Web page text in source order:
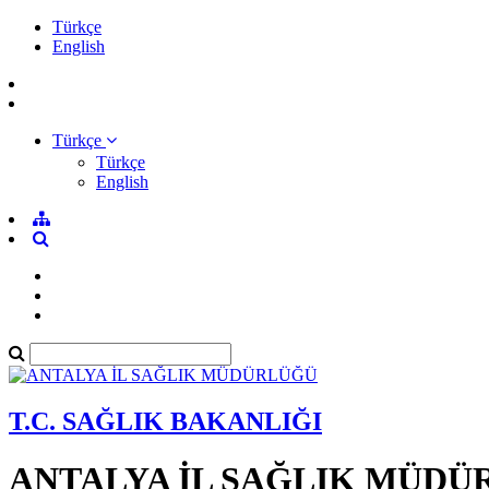
Türkçe
English
Türkçe
Türkçe
English
T.C. SAĞLIK BAKANLIĞI
ANTALYA İL SAĞLIK